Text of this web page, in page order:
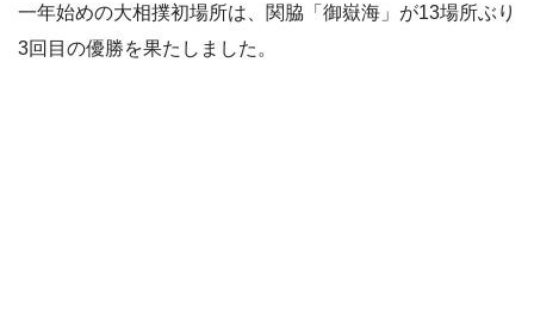
一年始めの大相撲初場所は、関脇「御嶽海」が13場所ぶり
3回目の優勝を果たしました。